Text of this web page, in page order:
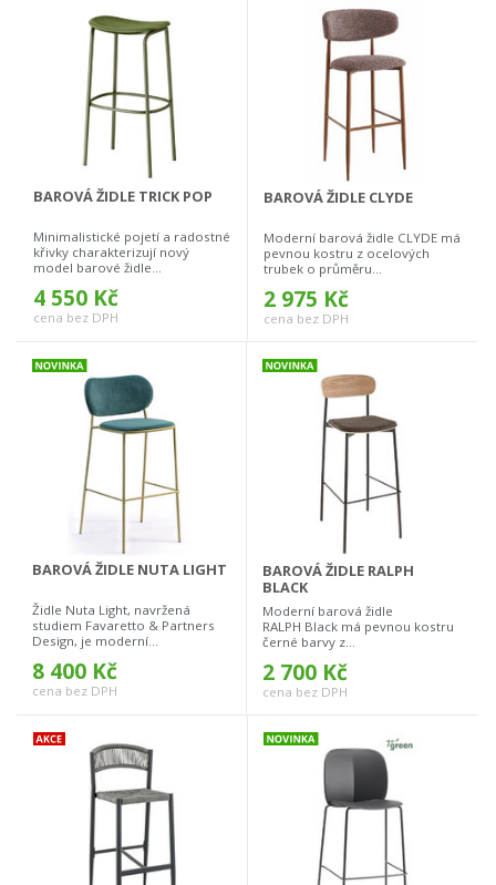
BAROVÁ ŽIDLE TRICK POP
Minimalistické pojetí a radostné
křivky charakterizují nový
model barové židle...
4 550 Kč
cena bez DPH
BAROVÁ ŽIDLE CLYDE
Moderní barová židle CLYDE má
pevnou kostru z ocelových
trubek o průměru...
2 975 Kč
cena bez DPH
BAROVÁ ŽIDLE NUTA LIGHT
Židle Nuta Light, navržená
studiem Favaretto & Partners
Design, je moderní...
8 400 Kč
cena bez DPH
BAROVÁ ŽIDLE RALPH
BLACK
Moderní barová židle
RALPH Black má pevnou kostru
černé barvy z...
2 700 Kč
cena bez DPH